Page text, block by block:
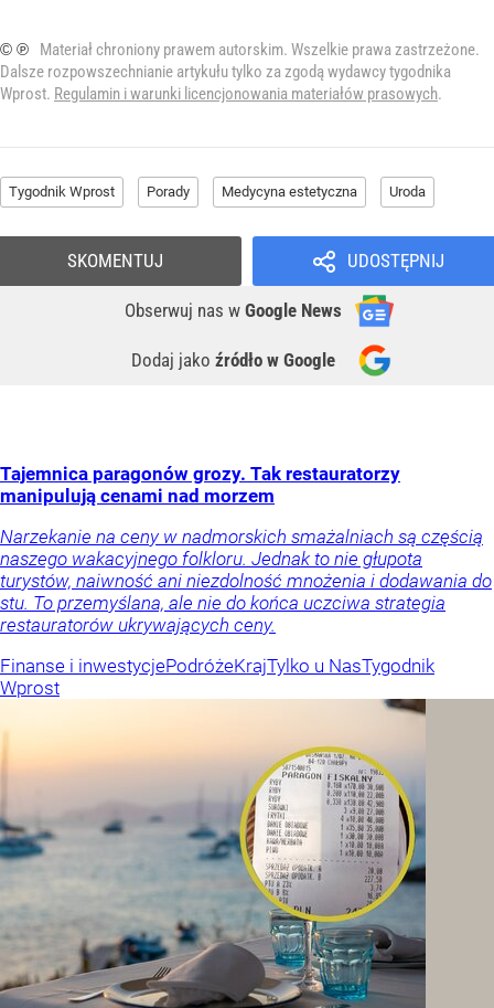
© ℗
Materiał chroniony prawem autorskim. Wszelkie prawa zastrzeżone.
Dalsze rozpowszechnianie artykułu tylko za zgodą wydawcy tygodnika
Wprost. Regulamin i warunki licencjonowania materiałów prasowych.
Tygodnik Wprost Porady Medycyna estetyczna Uroda
UDOSTĘPNIJ
Obserwuj nas w Google News
Dodaj jako źródło w Google
SKOMENTUJ
Tajemnica paragonów grozy. Tak restauratorzy
manipulują cenami nad morzem
Narzekanie na ceny w nadmorskich smażalniach są częścią
naszego wakacyjnego folkloru. Jednak to nie głupota
turystów, naiwność ani niezdolność mnożenia i dodawania do
stu. To przemyślana, ale nie do końca uczciwa strategia
restauratorów ukrywających ceny.
Finanse i inwestycjePodróżeKrajTylko u NasTygodnik
Wprost